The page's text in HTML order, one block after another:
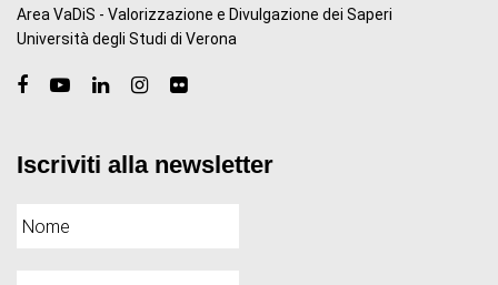
Area VaDiS - Valorizzazione e Divulgazione dei Saperi
Università degli Studi di Verona
Iscriviti alla newsletter